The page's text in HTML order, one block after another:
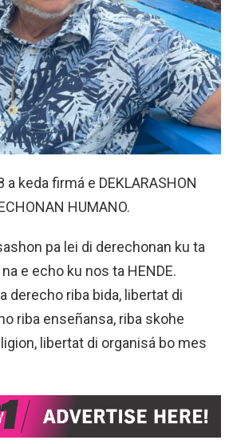
keda firmá e DEKLARASHON
HUMANO.
pa lei di derechonan ku ta
e echo ku nos ta HENDE.
derecho riba bida, libertat di
riba enseñansa, riba skohe
libertat di organisá bo mes